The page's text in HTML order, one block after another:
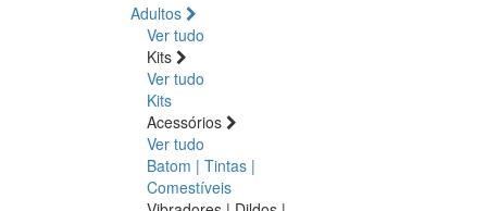
Adultos
Ver tudo
Kits
Ver tudo
Kits
Acessórios
Ver tudo
Batom | Tintas |
Comestíveis